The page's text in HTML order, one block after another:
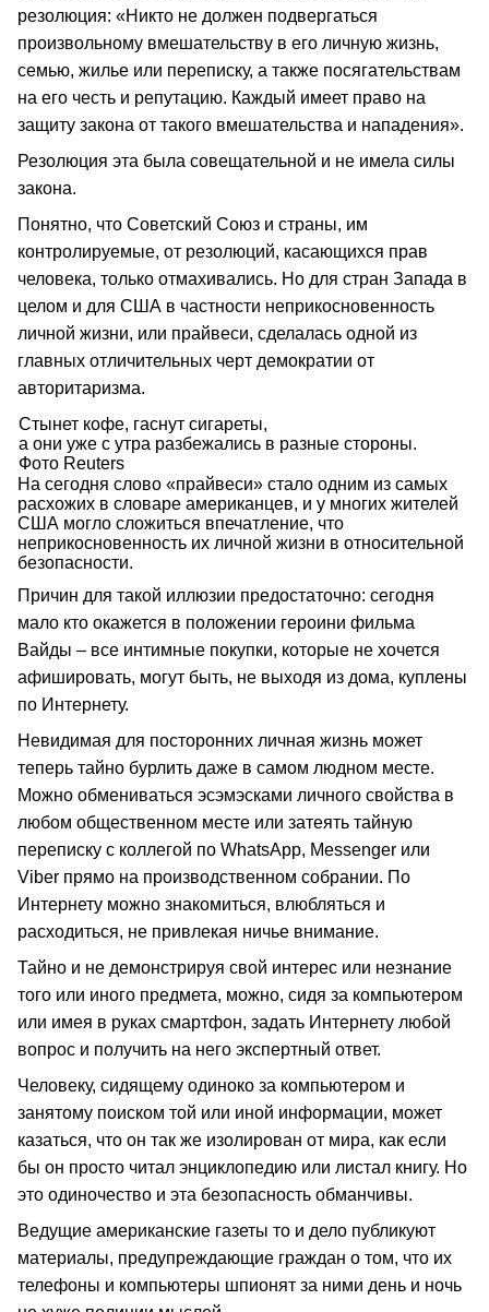
резолюция: «Никто не должен подвергаться
произвольному вмешательству в его личную жизнь,
семью, жилье или переписку, а также посягательствам
на его честь и репутацию. Каждый имеет право на
защиту закона от такого вмешательства и нападения».
Резолюция эта была совещательной и не имела силы
закона.
Понятно, что Советский Союз и страны, им
контролируемые, от резолюций, касающихся прав
человека, только отмахивались. Но для стран Запада в
целом и для США в частности неприкосновенность
личной жизни, или прайвеси, сделалась одной из
главных отличительных черт демократии от
авторитаризма.
Стынет кофе, гаснут сигареты,
а они уже с утра разбежались в разные стороны.
Фото Reuters
На сегодня слово «прайвеси» стало одним из самых
расхожих в словаре американцев, и у многих жителей
США могло сложиться впечатление, что
неприкосновенность их личной жизни в относительной
безопасности.
Причин для такой иллюзии предостаточно: сегодня
мало кто окажется в положении героини фильма
Вайды – все интимные покупки, которые не хочется
афишировать, могут быть, не выходя из дома, куплены
по Интернету.
Невидимая для посторонних личная жизнь может
теперь тайно бурлить даже в самом людном месте.
Можно обмениваться эсэмэсками личного свойства в
любом общественном месте или затеять тайную
переписку с коллегой по WhatsApp, Messenger или
Viber прямо на производственном собрании. По
Интернету можно знакомиться, влюбляться и
расходиться, не привлекая ничье внимание.
Тайно и не демонстрируя свой интерес или незнание
того или иного предмета, можно, сидя за компьютером
или имея в руках смартфон, задать Интернету любой
вопрос и получить на него экспертный ответ.
Человеку, сидящему одиноко за компьютером и
занятому поиском той или иной информации, может
казаться, что он так же изолирован от мира, как если
бы он просто читал энциклопедию или листал книгу. Но
это одиночество и эта безопасность обманчивы.
Ведущие американские газеты то и дело публикуют
материалы, предупреждающие граждан о том, что их
телефоны и компьютеры шпионят за ними день и ночь